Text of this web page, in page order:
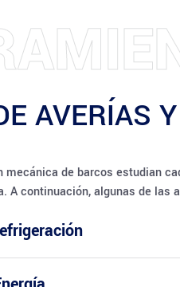
AVERÍAS
de barcos estudian
A continuación, algunas de las
E
IMIE